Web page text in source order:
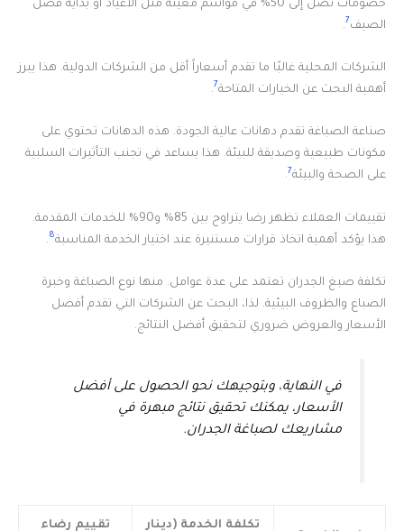
خصومات تصل إلى 50% في مواسم معينة مثل الأعياد أو بداية فصل
الصيف7
.
الشركات المحلية غالبًا ما تقدم أسعاراً أقل من الشركات الدولية. هذا يبرز
أهمية البحث عن الخيارات المتاحة7
.
صناعة الصباغة تقدم دهانات عالية الجودة. هذه الدهانات تحتوي على
مكونات طبيعية وصديقة للبيئة. هذا يساعد في تجنب التأثيرات السلبية
على الصحة والبيئة7
.
تقييمات العملاء تظهر رضا يتراوح بين 85% و90% للخدمات المقدمة.
هذا يؤكد أهمية اتخاذ قرارات مستنيرة عند اختيار الخدمة المناسبة8
.
تكلفة صبغ الجدران تعتمد على عدة عوامل. منها نوع الصباغة وخبرة
الصباغ والظروف البيئية. لذا، البحث عن الشركات التي تقدم أفضل
الأسعار والعروض ضروري لتحقيق أفضل النتائج.
في النهاية، وبتوجيهك نحو الحصول على أفضل
الأسعار، يمكنك تحقيق نتائج مبهرة في
مشاريعك لصباغة الجدران.
تكلفة الخدمة (دينار
تقييم رضاء